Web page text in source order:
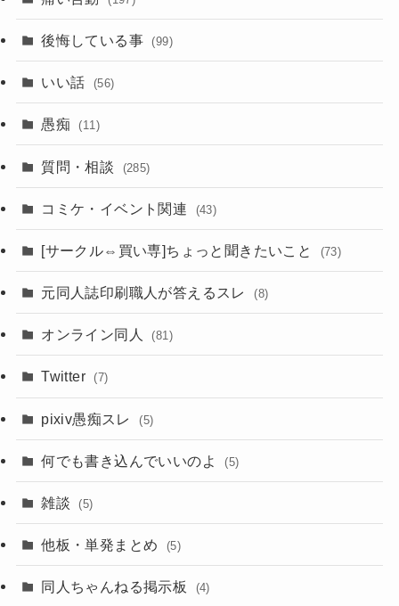
後悔している事 (99)
いい話 (56)
愚痴 (11)
質問・相談 (285)
コミケ・イベント関連 (43)
[サークル⇔買い専]ちょっと聞きたいこと (73)
元同人誌印刷職人が答えるスレ (8)
オンライン同人 (81)
Twitter (7)
pixiv愚痴スレ (5)
何でも書き込んでいいのよ (5)
雑談 (5)
他板・単発まとめ (5)
同人ちゃんねる掲示板 (4)